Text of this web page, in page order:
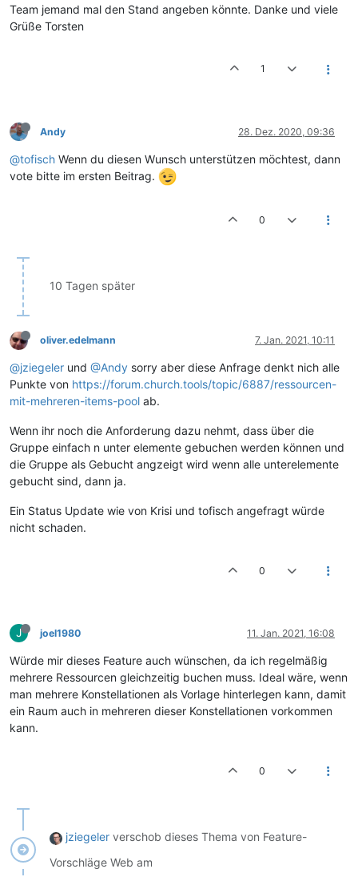
Team jemand mal den Stand angeben könnte. Danke und viele
Grüße Torsten
1
Andy 28. Dez. 2020, 09:36
@tofisch Wenn du diesen Wunsch unterstützen möchtest, dann
vote bitte im ersten Beitrag.
0
10 Tagen später
oliver.edelmann 7. Jan. 2021, 10:11
@jziegeler und @Andy sorry aber diese Anfrage denkt nich alle
Punkte von https://forum.church.tools/topic/6887/ressourcen-
mit-mehreren-items-pool ab.
Wenn ihr noch die Anforderung dazu nehmt, dass über die
Gruppe einfach n unter elemente gebuchen werden können und
die Gruppe als Gebucht angzeigt wird wenn alle unterelemente
gebucht sind, dann ja.
Ein Status Update wie von Krisi und tofisch angefragt würde
nicht schaden.
0
J joel1980 11. Jan. 2021, 16:08
Würde mir dieses Feature auch wünschen, da ich regelmäßig
mehrere Ressourcen gleichzeitig buchen muss. Ideal wäre, wenn
man mehrere Konstellationen als Vorlage hinterlegen kann, damit
ein Raum auch in mehreren dieser Konstellationen vorkommen
kann.
0
jziegeler verschob dieses Thema von Feature-
Vorschläge Web am